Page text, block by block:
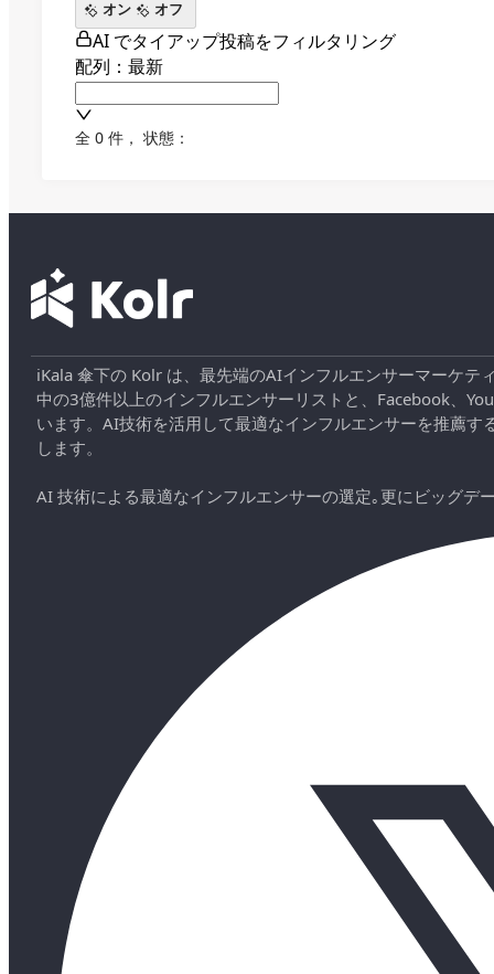
オン
オフ
AI でタイアップ投稿をフィルタリング
配列：最新
全 0 件 ， 状態：
iKala 傘下の Kolr は、最先端のAIインフルエンサーマーケ
中の3億件以上のインフルエンサーリストと、Facebook、
います。AI技術を活用して最適なインフルエンサーを推薦
します。
AI 技術による最適なインフルエンサーの選定｡更にビッグデ